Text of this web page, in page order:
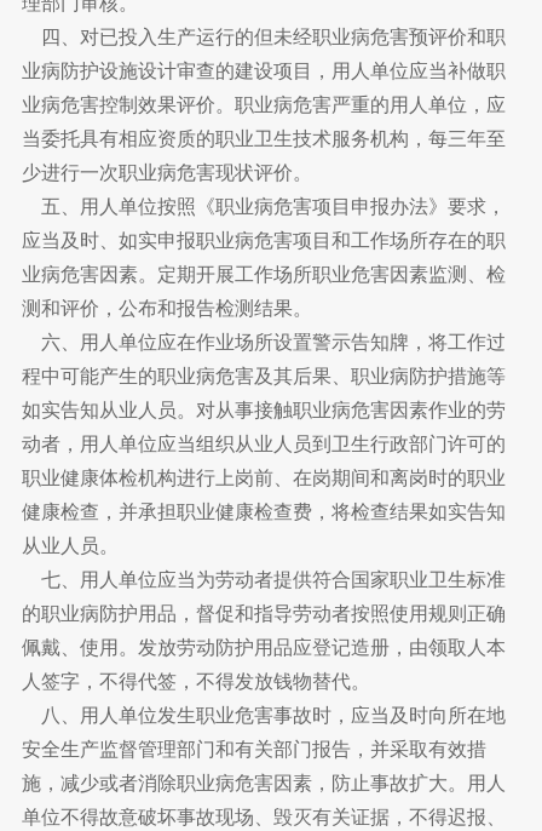
四、对已投入生产运行的但未经职业病危害预评价和职
业病防护设施设计审查的建设项目，用人单位应当补做职
业病危害控制效果评价。职业病危害严重的用人单位，应
当委托具有相应资质的职业卫生技术服务机构，每三年至
少进行一次职业病危害现状评价。
五、用人单位按照《职业病危害项目申报办法》要求，
应当及时、如实申报职业病危害项目和工作场所存在的职
业病危害因素。定期开展工作场所职业危害因素监测、检
测和评价，公布和报告检测结果。
六、用人单位应在作业场所设置警示告知牌，将工作过
程中可能产生的职业病危害及其后果、职业病防护措施等
如实告知从业人员。对从事接触职业病危害因素作业的劳
动者，用人单位应当组织从业人员到卫生行政部门许可的
职业健康体检机构进行上岗前、在岗期间和离岗时的职业
健康检查，并承担职业健康检查费，将检查结果如实告知
从业人员。
七、用人单位应当为劳动者提供符合国家职业卫生标准
的职业病防护用品，督促和指导劳动者按照使用规则正确
佩戴、使用。发放劳动防护用品应登记造册，由领取人本
人签字，不得代签，不得发放钱物替代。
八、用人单位发生职业危害事故时，应当及时向所在地
安全生产监督管理部门和有关部门报告，并采取有效措
施，减少或者消除职业病危害因素，防止事故扩大。用人
单位不得故意破坏事故现场、毁灭有关证据，不得迟报、